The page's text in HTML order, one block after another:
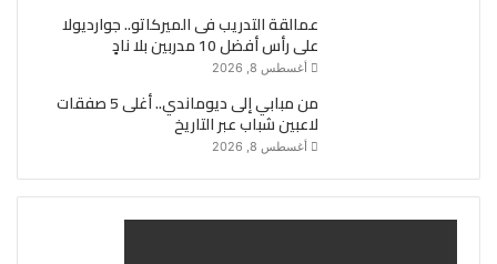
عمالقة التدريب فى الميركاتو.. جوارديولا
على رأس أفضل 10 مدربين بلا نادٍ
أغسطس 8, 2026
من مبابي إلى ديوماندي.. أغلى 5 صفقات
لاعبين شباب عبر التاريخ
أغسطس 8, 2026